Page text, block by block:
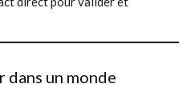
dans un monde